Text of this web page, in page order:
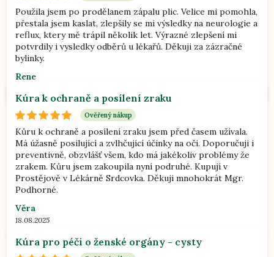
Použila jsem po prodělanem zápalu plic. Velice mi pomohla,
přestala jsem kaslat, zlepšily se mi výsledky na neurologie a
reflux, ktery mě trápil několik let. Výrazné zlepšení mi
potvrdily i vysledky odběrů u lékařů. Děkuji za zázračné
bylinky.
Rene
Kúra k ochraně a posílení zraku
Ověřený nákup
Kůru k ochraně a posílení zraku jsem před časem užívala.
Má úžasně posilující a zvlhčující účinky na oči. Doporučuji i
preventivně, obzvlášť všem, kdo má jakékoliv problémy že
zrakem. Kůru jsem zakoupila nyní podruhé. Kupují v
Prostějově v Lékárně Srdcovka. Děkuji mnohokrát Mgr.
Podhorné.
Věra
18.08.2025
Kúra pro péči o ženské orgány - cysty